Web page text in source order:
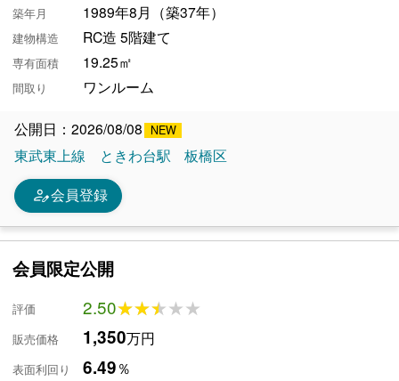
築年月 1989年8月（築37年）
建物構造 RC造 5階建て
専有面積 19.25㎡
間取り ワンルーム
公開日：2026/08/08
東武東上線
ときわ台駅 板橋区
person_edit会員登録
会員限定公開
評価 2.50★★★★★
★★★★★
販売価格 1,350万円
表面利回り 6.49％